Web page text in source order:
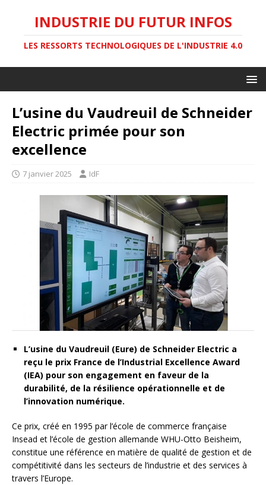
INDUSTRIE DU FUTUR INFOS
LES RESSORTS TECHNOLOGIQUES DE L'INDUSTRIE 4.0
L’usine du Vaudreuil de Schneider
Electric primée pour son
excellence
7 janvier 2025 IdF
L’usine du Vaudreuil (Eure) de Schneider Electric a
reçu le prix France de l’Industrial Excellence Award
(IEA) pour son engagement en faveur de la
durabilité, de la résilience opérationnelle et de
l’innovation numérique.
Ce prix, créé en 1995 par l’école de commerce française
Insead et l’école de gestion allemande WHU-Otto Beisheim,
constitue une référence en matière de qualité de gestion et de
compétitivité dans les secteurs de l’industrie et des services à
travers l’Europe.